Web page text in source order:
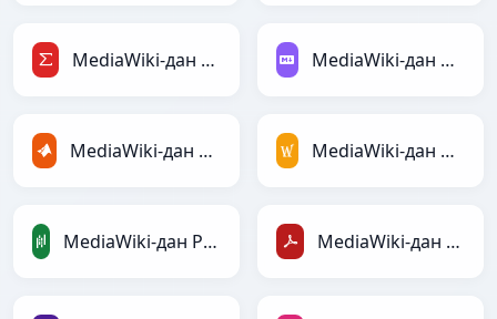
MediaWiki-дан LaTeX-ға MediaWiki-дан Markdown-ға
MediaWiki-дан MATLAB-ға MediaWiki-дан MediaWiki-ға
MediaWiki-дан PandasDataFrame-ға MediaWiki-дан PDF-ға